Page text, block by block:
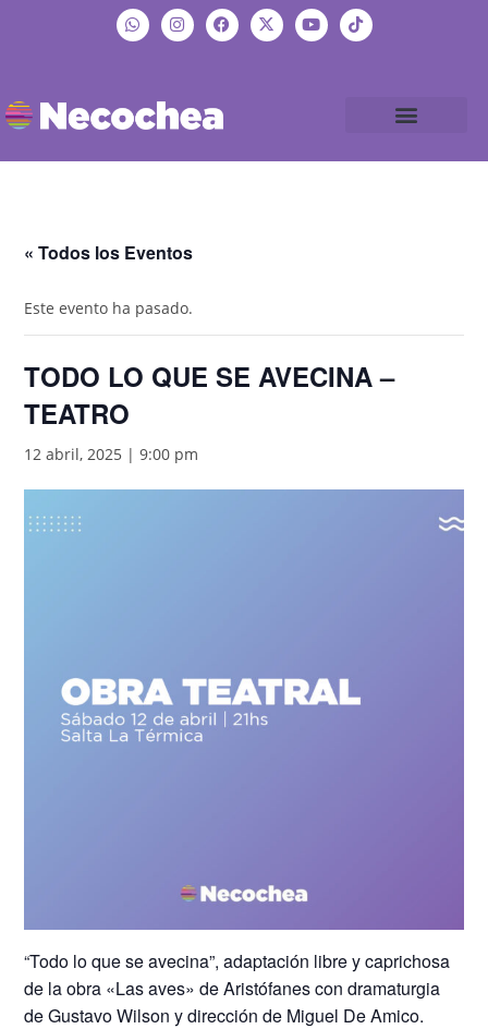
« Todos los Eventos
Este evento ha pasado.
TODO LO QUE SE AVECINA –
TEATRO
12 abril, 2025 | 9:00 pm
“Todo lo que se avecina”, adaptación libre y caprichosa
de la obra «Las aves» de Aristófanes con dramaturgia
de Gustavo Wilson y dirección de Miguel De Amico.